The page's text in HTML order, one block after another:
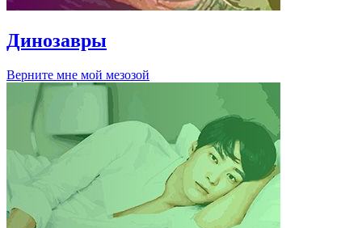
Динозавры
Верните мне мой мезозой